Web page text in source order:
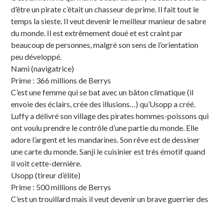
d’être un pirate c’était un chasseur de prime. Il fait tout le
temps la sieste. Il veut devenir le meilleur manieur de sabre
du monde. Il est extrêmement doué et est craint par
beaucoup de personnes, malgré son sens de l’orientation
peu développé.
Nami (navigatrice)
Prime : 366 millions de Berrys
C’est une femme qui se bat avec un bâton climatique (il
envoie des éclairs, crée des illusions…) qu’Usopp a créé.
Luffy a délivré son village des pirates hommes-poissons qui
ont voulu prendre le contrôle d’une partie du monde. Elle
adore l’argent et les mandarines. Son rêve est de dessiner
une carte du monde. Sanji le cuisinier est très émotif quand
il voit cette-dernière.
Usopp (tireur d’élite)
Prime : 500 millions de Berrys
C’est un trouillard mais il veut devenir un brave guerrier des